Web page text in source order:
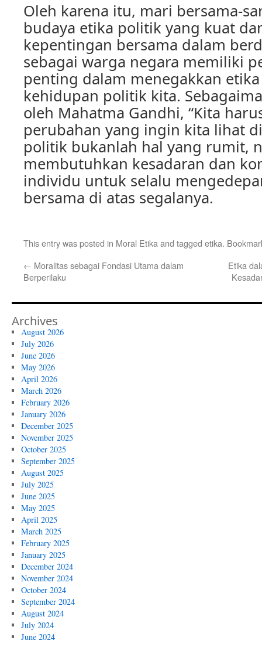
Oleh karena itu, mari bersama-
budaya etika politik yang kuat
kepentingan bersama dalam
sebagai warga negara memiliki
penting dalam menegakkan
kehidupan politik kita.
oleh Mahatma Gandhi, “Kita
perubahan yang ingin kita lihat
politik bukanlah hal yang rumit,
membutuhkan kesadaran dan
individu untuk selalu
bersama di atas segalanya.
This entry was posted in Moral Etika and tagged etika.
← Moralitas sebagai Fondasi Utama dalam
Berperilaku
Etika
Archives
August 2026
July 2026
June 2026
May 2026
April 2026
March 2026
February 2026
January 2026
December 2025
November 2025
October 2025
September 2025
August 2025
July 2025
June 2025
May 2025
April 2025
March 2025
February 2025
January 2025
December 2024
November 2024
October 2024
September 2024
August 2024
July 2024
June 2024